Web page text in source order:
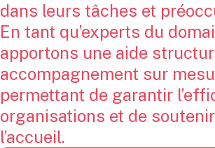
dans leurs tâches et
En tant qu’experts du
apportons une aide
accompagnement sur
permettant de garantir
organisations et de
l’accueil.